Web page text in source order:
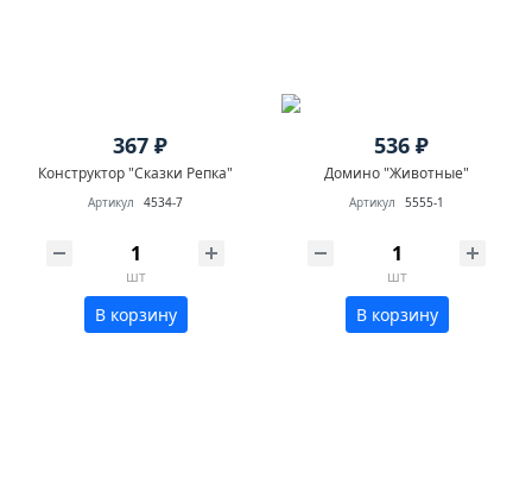
367 ₽
Конструктор "Сказки Репка"
Артикул 4534-7
шт
В корзину
536 ₽
Домино "Животные"
Артикул 5555-1
шт
В корзину